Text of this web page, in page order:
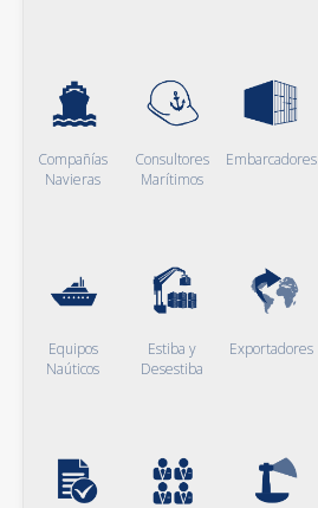
Compañías
Navieras
Consultores
Marítimos
Embarcadores
Equipos
Naúticos
Estiba y
Desestiba
Exportadores